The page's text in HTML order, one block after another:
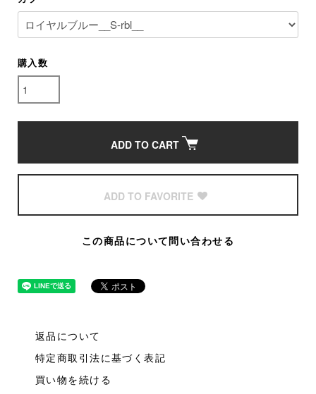
購入数
ADD TO CART
ADD TO FAVORITE
この商品について問い合わせる
返品について
特定商取引法に基づく表記
買い物を続ける